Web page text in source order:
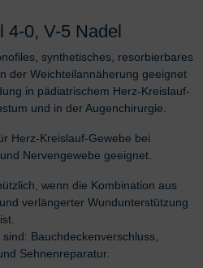
4-0, V-5 Nadel
synthetisches, resorbierbares
der Weichteilannäherung geeignet
in pädiatrischem Herz-Kreislauf-
und in der Augenchirurgie.
Herz-Kreislauf-Gewebe bei
Nervengewebe geeignet.
wenn die Kombination aus
verlängerter Wundunterstützung
Bauchdeckenverschluss,
Sehnenreparatur.